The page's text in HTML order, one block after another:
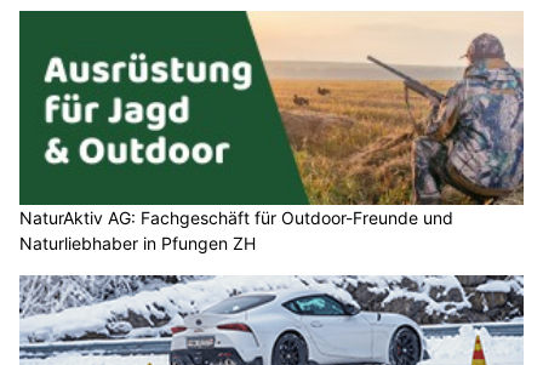
NaturAktiv AG: Fachgeschäft für Outdoor-Freunde und
Naturliebhaber in Pfungen ZH